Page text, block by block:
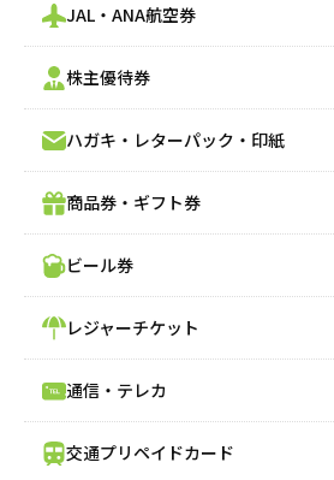
JAL・ANA航空券
株主優待券
ハガキ・レターパック・印紙
商品券・ギフト券
ビール券
レジャーチケット
通信・テレカ
交通プリペイドカード